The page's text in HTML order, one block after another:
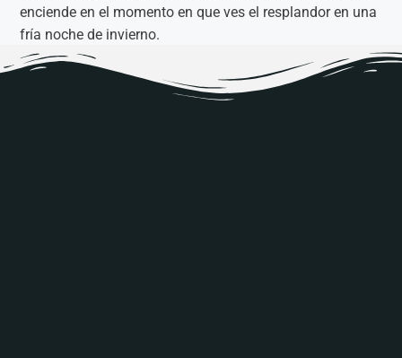
enciende en el momento en que ves el resplandor en una
fría noche de invierno.